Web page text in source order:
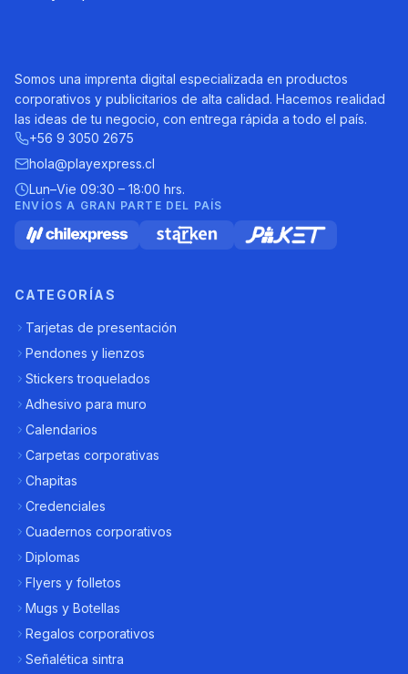
Somos una imprenta digital especializada en productos
corporativos y publicitarios de alta calidad. Hacemos realidad
las ideas de tu negocio, con entrega rápida a todo el país.
+56 9 3050 2675
hola@playexpress.cl
Lun–Vie 09:30 – 18:00 hrs.
ENVÍOS A GRAN PARTE DEL PAÍS
CATEGORÍAS
Tarjetas de presentación
Pendones y lienzos
Stickers troquelados
Adhesivo para muro
Calendarios
Carpetas corporativas
Chapitas
Credenciales
Cuadernos corporativos
Diplomas
Flyers y folletos
Mugs y Botellas
Regalos corporativos
Señalética sintra